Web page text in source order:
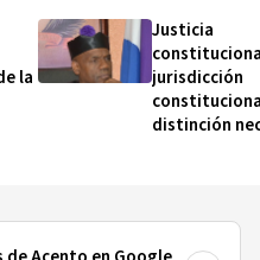
la
Justicia
jurisdicción
distinción